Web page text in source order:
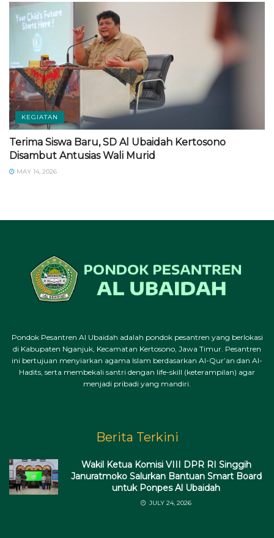
KEGIATAN
Terima Siswa Baru, SD Al Ubaidah Kertosono
Disambut Antusias Wali Murid
MAY 14, 2026
Pondok Pesantren Al Ubaidah adalah pondok pesantren yang berlokasi
di Kabupaten Nganjuk, Kecamatan Kertosono, Jawa Timur. Pesantren
ini bertujuan menyiarkan agama Islam berdasarkan Al-Qur’an dan Al-
Hadits, serta membekali santri dengan life-skill (keterampilan) agar
menjadi pribadi yang mandiri.
Berita Terkini
Wakil Ketua Komisi VIII DPR RI Singgih
Januratmoko Salurkan Bantuan Smart Board
untuk Ponpes Al Ubaidah
JULY 24, 2026